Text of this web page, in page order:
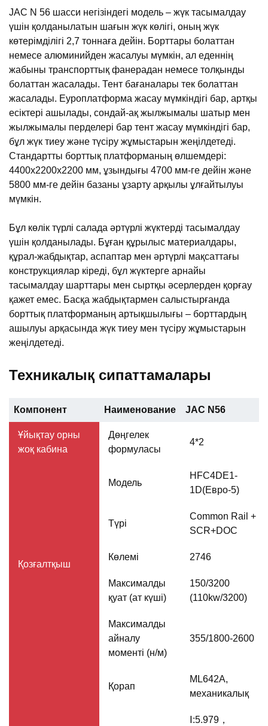
JAC N 56 шасси негізіндегі модель – жүк тасымалдау
үшін қолданылатын шағын жүк көлігі, оның жүк
көтерімділігі 2,7 тоннаға дейін. Борттары болаттан
немесе алюминийден жасалуы мүмкін, ал еденнің
жабыны транспорттық фанерадан немесе толқынды
болаттан жасалады. Тент бағаналары тек болаттан
жасалады. Еуроплатформа жасау мүмкіндігі бар, артқы
есіктері ашылады, сондай-ақ жылжымалы шатыр мен
жылжымалы перделері бар тент жасау мүмкіндігі бар,
бұл жүк тиеу және түсіру жұмыстарын жеңілдетеді.
Стандартты борттық платформаның өлшемдері:
4400х2200х2200 мм, ұзындығы 4700 мм-ге дейін және
5800 мм-ге дейін базаны ұзарту арқылы ұлғайтылуы
мүмкін.
Бұл көлік түрлі салада әртүрлі жүктерді тасымалдау
үшін қолданылады. Бұған құрылыс материалдары,
құрал-жабдықтар, аспаптар мен әртүрлі мақсаттағы
конструкциялар кіреді, бұл жүктерге арнайы
тасымалдау шарттары мен сыртқы әсерлерден қорғау
қажет емес. Басқа жабдықтармен салыстырғанда
борттық платформаның артықшылығы – борттардың
ашылуы арқасында жүк тиеу мен түсіру жұмыстарын
жеңілдетеді.
Техникалық сипаттамалары
Компонент Наименование JAC N56
Ұйықтау орны
жоқ кабина
Дөңгелек
формуласы
4*2
Қозғалтқыш
Модель
HFC4DE1-
1D(Евро-5)
Түрі
Common Rail +
SCR+DOC
Көлемі 2746
Максималды
қуат (ат күші)
150/3200
(110kw/3200)
Максималды
айналу
моменті (н/м)
355/1800-2600
Қорап
ML642A,
механикалық
Ⅰ:5.979，